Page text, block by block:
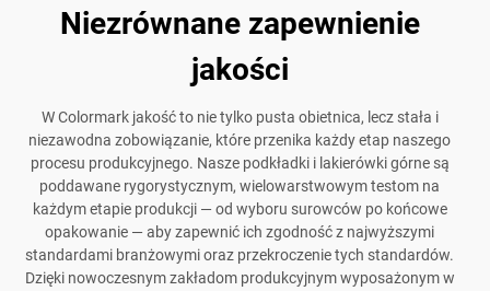
Niezrównane zapewnienie
jakości
W Colormark jakość to nie tylko pusta obietnica, lecz stała i
niezawodna zobowiązanie, które przenika każdy etap naszego
procesu produkcyjnego. Nasze podkładki i lakierówki górne są
poddawane rygorystycznym, wielowarstwowym testom na
każdym etapie produkcji — od wyboru surowców po końcowe
opakowanie — aby zapewnić ich zgodność z najwyższymi
standardami branżowymi oraz przekroczenie tych standardów.
Dzięki nowoczesnym zakładom produkcyjnym wyposażonym w